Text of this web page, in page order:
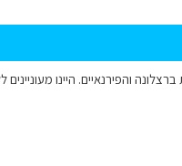
שיכלול את ברצלונה והפירנאיים. היינו